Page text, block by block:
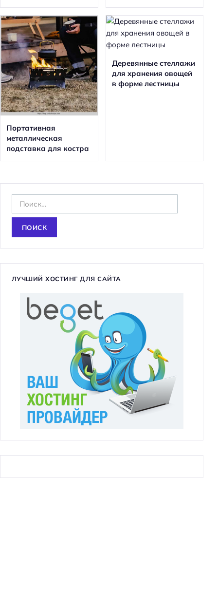
Портативная
металлическая
подставка для костра
Деревянные стеллажи
для хранения овощей
в форме лестницы
а
и
ЛУЧШИЙ ХОСТИНГ ДЛЯ САЙТА